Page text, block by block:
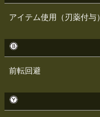
アイテム使用（刃薬付与）
前転回避